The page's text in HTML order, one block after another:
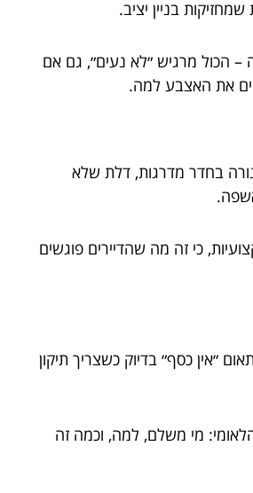
בניין יציב.
הכול מרגיש ״לא נעים״, גם אם
את האצבע למה.
בחדר מדרגות, דלת שלא
כי זה מה שהדיירים פוגשים
״אין כסף״ בדיוק כשצריך תיקון
מי משלם, למה, וכמה זה